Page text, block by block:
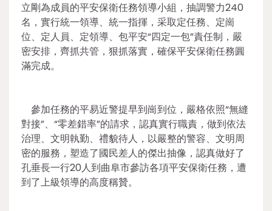
立剛為成員的平安保衛任務領導小組，抽調警力240
名，實行統一領導、統一指揮，采取定任務、定崗
位、定人員、定領導、包平安“四定一包”責任制，嚴
密安排，齊抓共管，狠抓落實，確保平安保衛任務圓
滿完成。
參加任務的平易近警提早到崗到位，嚴格依照“無縫
對接”、“零差錯率”的請求，認真實行職責，做到依法
治理、文明執勤、禮貌待人，以嚴整的警容、文明周
密的服務，塑造了國民差人的傑出抽像，認真做好了
孔垂長一行20人到曲阜市參訪各項平安保衛任務，遭
到了上級領導的高度稱贊。